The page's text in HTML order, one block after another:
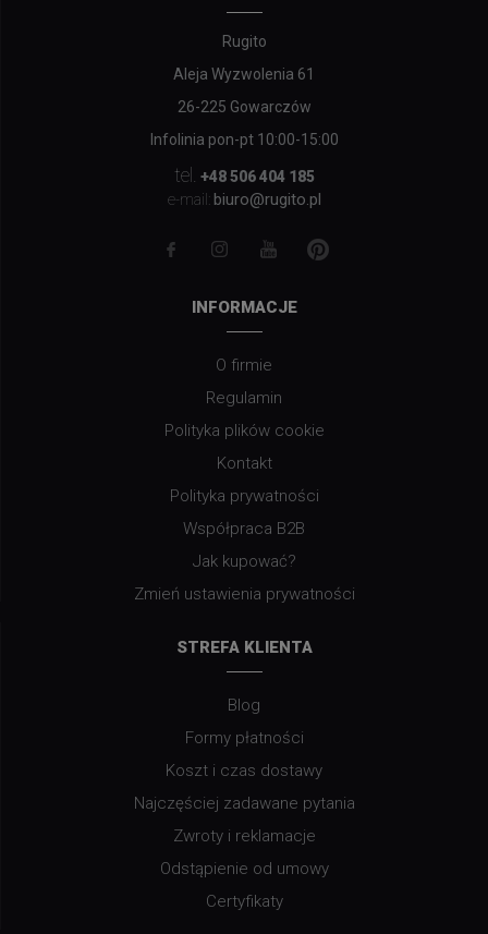
Rugito
Aleja Wyzwolenia 61
26-225 Gowarczów
Infolinia pon-pt 10:00-15:00
tel. +48 506 404 185
e-mail: biuro@rugito.pl
INFORMACJE
O firmie
Regulamin
Polityka plików cookie
Kontakt
Polityka prywatności
Współpraca B2B
Jak kupować?
Zmień ustawienia prywatności
STREFA KLIENTA
Blog
Formy płatności
Koszt i czas dostawy
Najczęściej zadawane pytania
Zwroty i reklamacje
Odstąpienie od umowy
Certyfikaty